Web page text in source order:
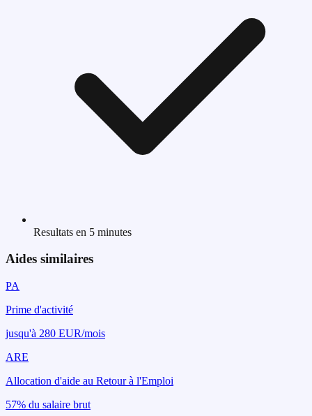
Resultats en 5 minutes
Aides similaires
PA
Prime d'activité
jusqu'à 280 EUR/mois
ARE
Allocation d'aide au Retour à l'Emploi
57% du salaire brut